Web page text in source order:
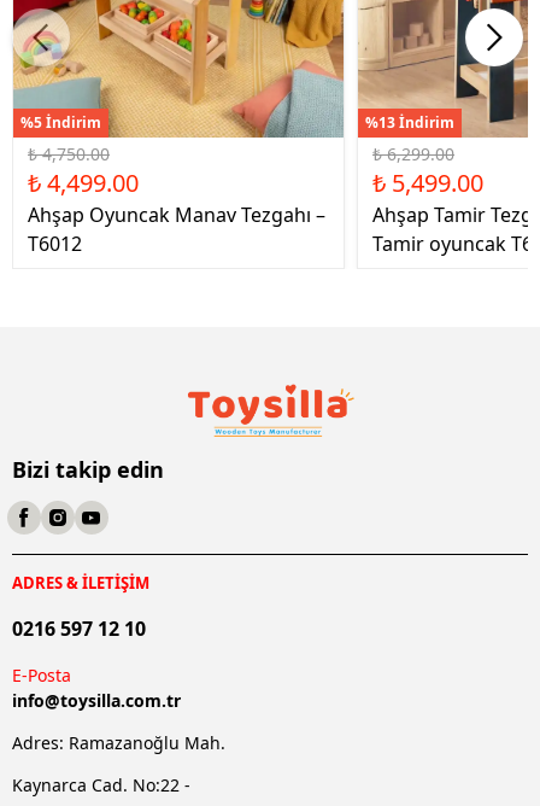
%5 İndirim
₺ 4,750.00
₺ 4,499.00
Ahşap Oyuncak Manav Tezgahı –
T6012
%13 İndirim
₺ 6,299.00
₺ 5,499.00
Ahşap Tamir
Tamir oyuncak
Bizi takip edin
ADRES & İLETİŞİM
0216 597 12 10
E-Posta
info@toysilla.com.tr
Adres: Ramazanoğlu Mah.
Kaynarca Cad. No:22 -